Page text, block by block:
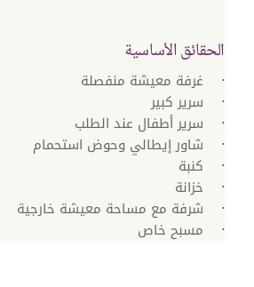
الحقائق الأساسية
غرفة معيشة منفصلة
سرير كبير
سرير أطفال عند الطلب
شاور إيطالي وحوض استحمام
كنبة
خزانة
شرفة مع مساحة معيشة خارجية
مسبح خاص